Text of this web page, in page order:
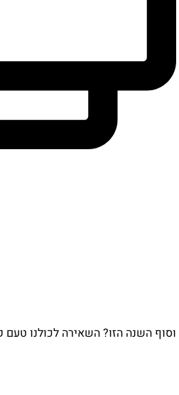
וסוף השנה הזו? השאירה לכולנו טעם